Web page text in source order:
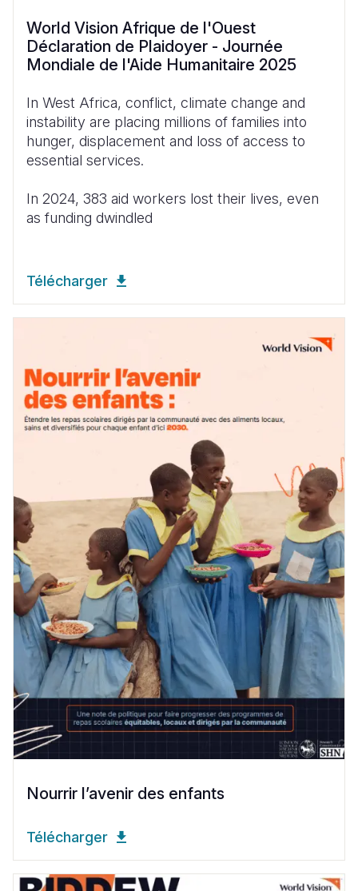
World Vision Afrique de l'Ouest
Déclaration de Plaidoyer - Journée
Mondiale de l'Aide Humanitaire 2025
In West Africa, conflict, climate change and
instability are placing millions of families into
hunger, displacement and loss of access to
essential services.
In 2024, 383 aid workers lost their lives, even
as funding dwindled
Télécharger
Nourrir l’avenir des enfants
Télécharger